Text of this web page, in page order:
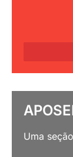
Uma